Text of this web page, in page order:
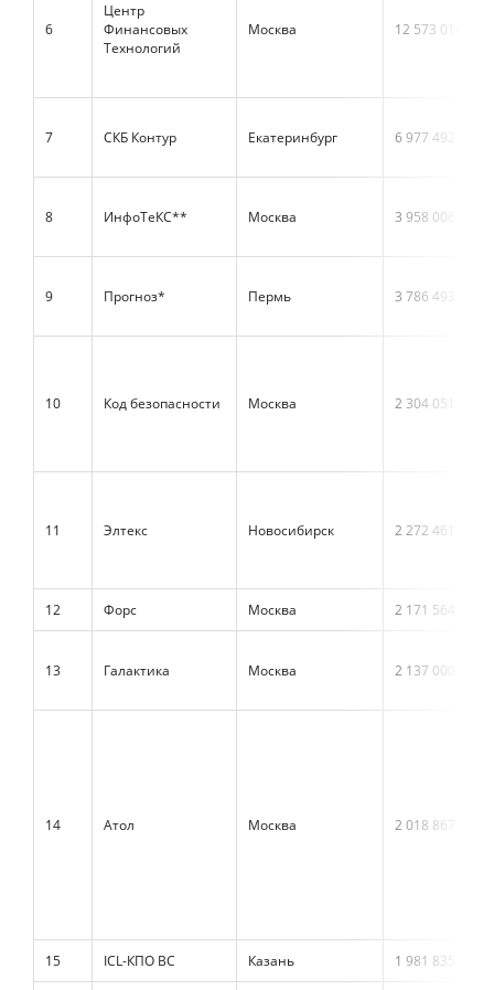
6
Центр
Финансовых
Технологий
Москва 12 573 014
7 СКБ Контур Екатеринбург 6 977 492
8 ИнфоТеКС** Москва 3 958 006
9 Прогноз* Пермь 3 786 493
10 Код безопасности Москва 2 304 051
11 Элтекс Новосибирск 2 272 461
12 Форс Москва 2 171 564
13 Галактика Москва 2 137 000
14 Атол Москва 2 018 867
15 ICL-КПО ВС Казань 1 981 835